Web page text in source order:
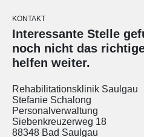
KONTAKT
Interessante Stelle
noch nicht das
helfen weiter.
Rehabilitationsklinik Saulgau
Stefanie Schalong
Personalverwaltung
Siebenkreuzerweg 18
88348 Bad Saulgau